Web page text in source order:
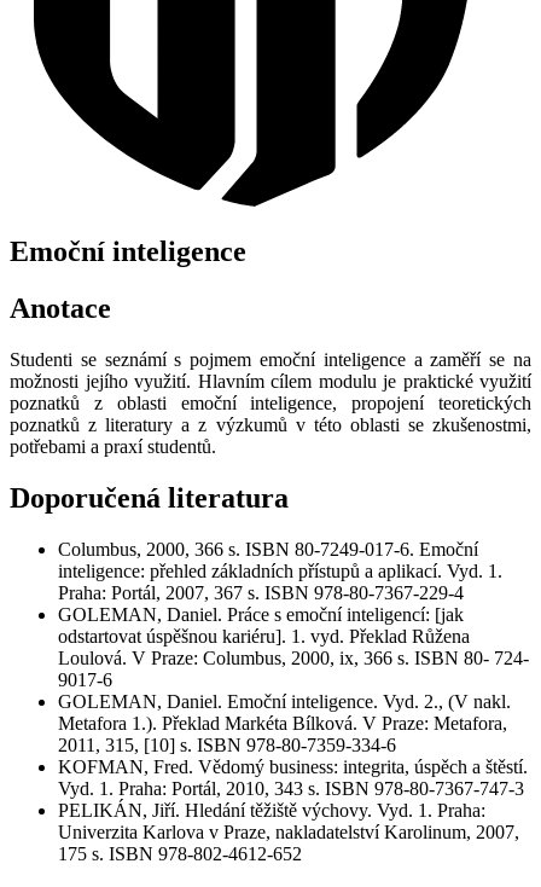
Emoční inteligence
Anotace
Studenti se seznámí s pojmem emoční inteligence a zaměří se na
možnosti jejího využití. Hlavním cílem modulu je praktické využití
poznatků z oblasti emoční inteligence, propojení teoretických
poznatků z literatury a z výzkumů v této oblasti se zkušenostmi,
potřebami a praxí studentů.
Doporučená literatura
Columbus, 2000, 366 s. ISBN 80-7249-017-6. Emoční
inteligence: přehled základních přístupů a aplikací. Vyd. 1.
Praha: Portál, 2007, 367 s. ISBN 978-80-7367-229-4
GOLEMAN, Daniel. Práce s emoční inteligencí: [jak
odstartovat úspěšnou kariéru]. 1. vyd. Překlad Růžena
Loulová. V Praze: Columbus, 2000, ix, 366 s. ISBN 80- 724-
9017-6
GOLEMAN, Daniel. Emoční inteligence. Vyd. 2., (V nakl.
Metafora 1.). Překlad Markéta Bílková. V Praze: Metafora,
2011, 315, [10] s. ISBN 978-80-7359-334-6
KOFMAN, Fred. Vědomý business: integrita, úspěch a štěstí.
Vyd. 1. Praha: Portál, 2010, 343 s. ISBN 978-80-7367-747-3
PELIKÁN, Jiří. Hledání těžiště výchovy. Vyd. 1. Praha:
Univerzita Karlova v Praze, nakladatelství Karolinum, 2007,
175 s. ISBN 978-802-4612-652